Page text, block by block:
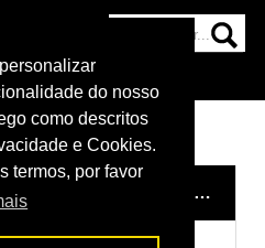
do nosso
como descritos
e Cookies.
termos, por favor
271